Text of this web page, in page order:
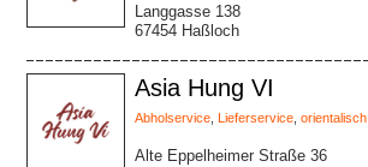
Langgasse 138
67454 Haßloch
Asia Hung VI
Abholservice Lieferservice orientalisch
Alte Eppelheimer Straße 36